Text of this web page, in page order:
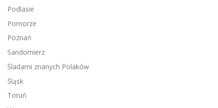
Podlasie
Pomorze
Poznań
Sandomierz
Śladami znanych Polaków
Śląsk
Toruń